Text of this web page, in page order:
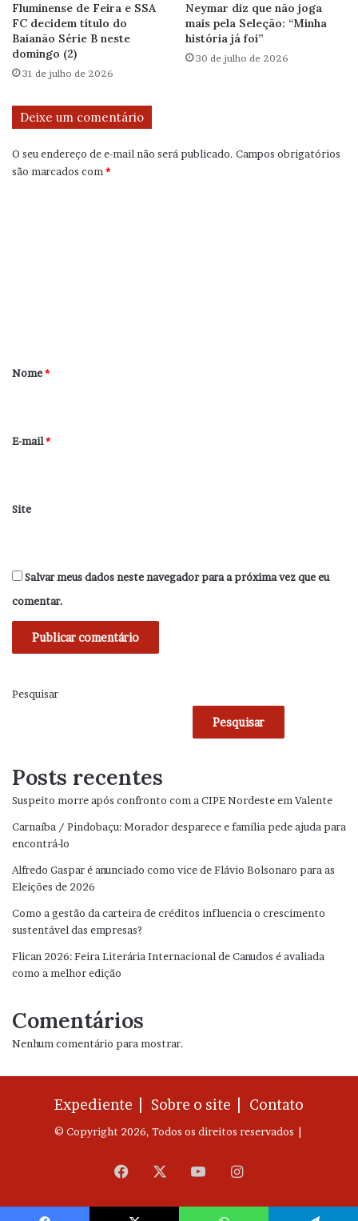
Fluminense de Feira e SSA
FC decidem título do
Baianão Série B neste
domingo (2)
31 de julho de 2026
Neymar diz que não joga
mais pela Seleção: “Minha
história já foi”
30 de julho de 2026
Deixe um comentário
O seu endereço de e-mail não será publicado. Campos obrigatórios
são marcados com*
r
*
Nome*
E-mail*
Site
Salvar meus dados neste navegador para a próxima vez que eu
comentar.
Pesquisar
Pesquisar
Posts recentes
Suspeito morre após confronto com a CIPE Nordeste em Valente
Carnaíba / Pindobaçu: Morador desparece e família pede ajuda para
encontrá-lo
Alfredo Gaspar é anunciado como vice de Flávio Bolsonaro para as
Eleições de 2026
Como a gestão da carteira de créditos influencia o crescimento
sustentável das empresas?
Flican 2026: Feira Literária Internacional de Canudos é avaliada
como a melhor edição
Comentários
Nenhum comentário para mostrar.
Expediente | Sobre o site | Contato
© Copyright 2026, Todos os direitos reservados |
Facebook YouTubeInstagram